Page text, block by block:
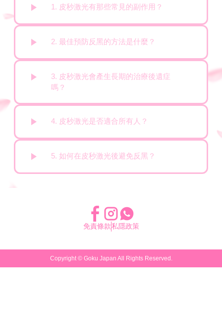
1. 皮秒激光有那些常見的副作用？
2. 最佳預防反黑的方法是什麼？
3. 皮秒激光會產生長期的治療後遺症
嗎？
4. 皮秒激光是否適合所有人？
5. 如何在皮秒激光後避免反黑？
免責條款私隱政策
Copyright © Goku Japan All Rights Reserved.